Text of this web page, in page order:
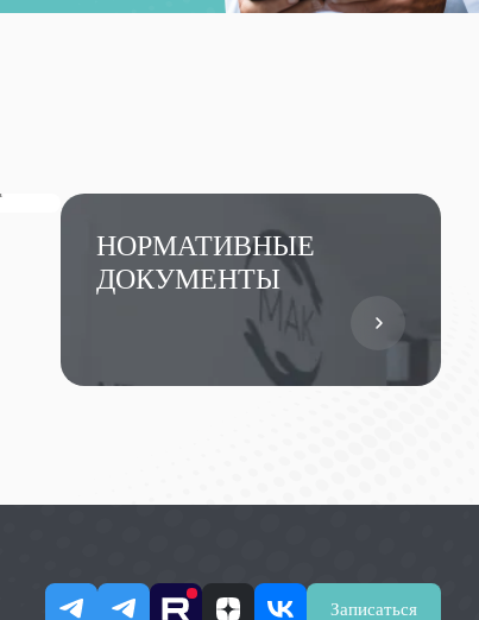
НОРМАТИВНЫЕ
ДОКУМЕНТЫ
Записаться